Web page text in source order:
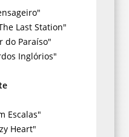
Last Station"
do Paraíso"
Inglórios"
Escalas"
Heart"